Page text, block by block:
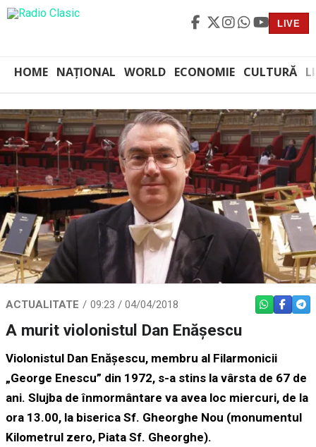
LIVE
HOME NAȚIONAL WORLD ECONOMIE CULTURĂ
ACTUALITATE 09:23 / 04/04/2018 WHATSAPP
A murit violonistul Dan Enăşescu
Violonistul Dan Enăşescu, membru al Filarmonicii
„George Enescu” din 1972, s-a stins la vârsta de 67 de
ani. Slujba de înmormântare va avea loc miercuri, de la
ora 13.00, la biserica Sf. Gheorghe Nou (monumentul
Kilometrul zero, Piata Sf. Gheorghe).